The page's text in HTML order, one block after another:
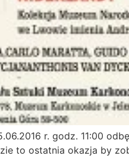
r. godz. 11:00
to ostatnia okazja by